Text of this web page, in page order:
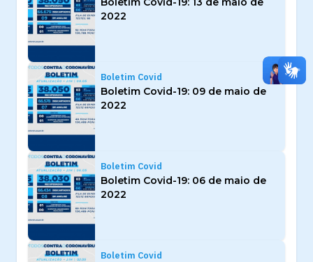
2022
Boletim Covid
Boletim Covid-19: 09 de maio de
2022
Boletim Covid
Boletim Covid-19: 06 de maio de
2022
Boletim Covid